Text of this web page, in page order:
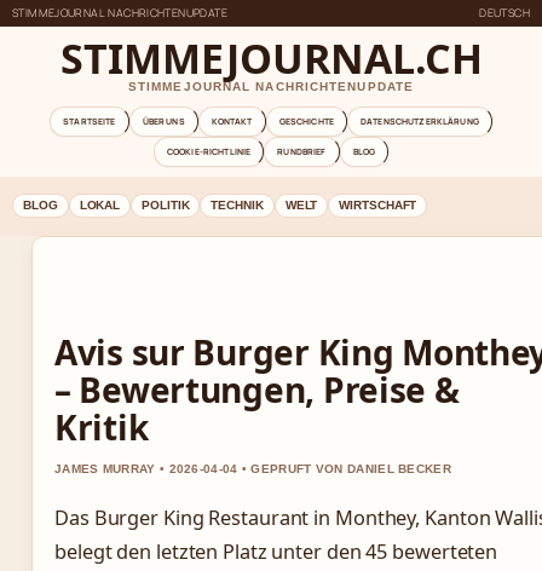
STIMMEJOURNAL NACHRICHTENUPDATE DEUTSCH
STIMMEJOURNAL.CH
STIMMEJOURNAL NACHRICHTENUPDATE
STARTSEITE ÜBER UNS KONTAKT GESCHICHTE DATENSCHUTZERKLÄRUNG
COOKIE-RICHTLINIE RUNDBRIEF BLOG
BLOG LOKAL POLITIK TECHNIK WELT WIRTSCHAFT
Avis sur Burger King
– Bewertungen, Preise &
Kritik
JAMES MURRAY • 2026-04-04 • GEPRUFT VON DANIEL BECKER
Das Burger King Restaurant in Monthey, Kanton
belegt den letzten Platz unter den 45 bewerteten